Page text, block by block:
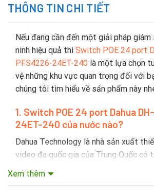
THÔNG TIN CHI TIẾT
Nếu đang cần đến một giải pháp
ninh hiệu quả thì Switch POE 24 port
PFS4226-24ET-240 là một lựa chọn
vệ những khu vực quan trọng đối với
chúng tôi tìm hiểu về sản phẩm này
1. Switch POE 24 port Dahua
24ET-240 của nước nào?
Dahua Technology là nhà sản xuất
video đa quốc gia của Trung Quốc
Xem thêm